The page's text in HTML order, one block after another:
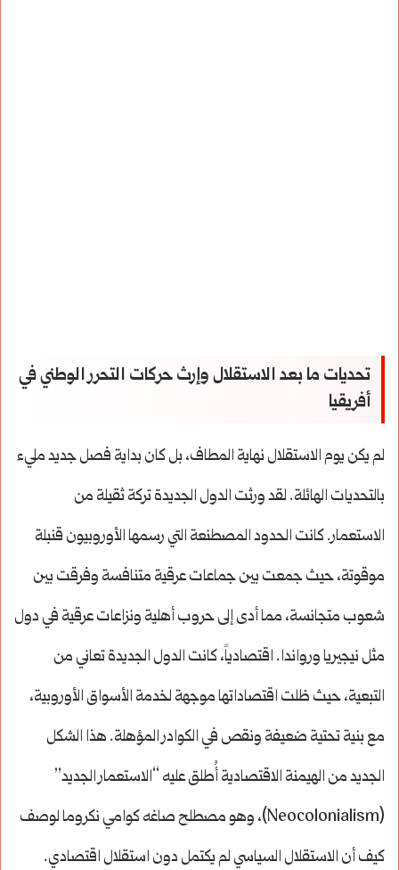
تحديات ما بعد الاستقلال وإرث حركات التحرر الوطني في
أفريقيا
لم يكن يوم الاستقلال نهاية المطاف، بل كان بداية فصل جديد مليء
بالتحديات الهائلة. لقد ورثت الدول الجديدة تركة ثقيلة من
الاستعمار. كانت الحدود المصطنعة التي رسمها الأوروبيون قنبلة
موقوتة، حيث جمعت بين جماعات عرقية متنافسة وفرقت بين
شعوب متجانسة، مما أدى إلى حروب أهلية ونزاعات عرقية في دول
مثل نيجيريا ورواندا. اقتصادياً، كانت الدول الجديدة تعاني من
التبعية، حيث ظلت اقتصاداتها موجهة لخدمة الأسواق الأوروبية،
مع بنية تحتية ضعيفة ونقص في الكوادر المؤهلة. هذا الشكل
الجديد من الهيمنة الاقتصادية أُطلق عليه “الاستعمار الجديد”
(Neocolonialism)، وهو مصطلح صاغه كوامي نكروما لوصف
كيف أن الاستقلال السياسي لم يكتمل دون استقلال اقتصادي.